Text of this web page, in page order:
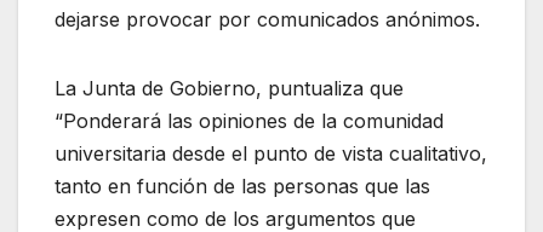
dejarse provocar por comunicados anónimos.
La Junta de Gobierno, puntualiza que
“Ponderará las opiniones de la comunidad
universitaria desde el punto de vista cualitativo,
tanto en función de las personas que las
expresen como de los argumentos que